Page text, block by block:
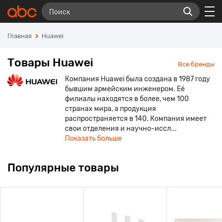
Главная Huawei
Товары Huawei Все бренды
Компания Huawei была создана в 1987 году
бывшим армейским инженером. Её
филиалы находятся в более, чем 100
странах мира, а продукция
распространяется в 140. Компания имеет
свои отделения и научно-иссл...
Показать больше
Популярные товары